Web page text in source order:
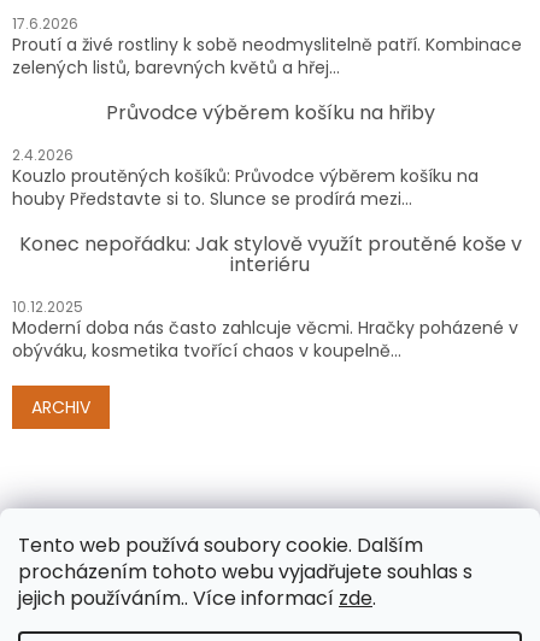
Tento web používá soubory cookie. Dalším
procházením tohoto webu vyjadřujete souhlas s
jejich používáním.. Více informací zde.
17.6.2026
Proutí a živé rostliny k sobě neodmyslitelně patří. Kombinace
zelených listů, barevných květů a hřej...
Průvodce výběrem košíku na hřiby
2.4.2026
Kouzlo proutěných košíků: Průvodce výběrem košíku na
houby Představte si to. Slunce se prodírá mezi...
Konec nepořádku: Jak stylově využít proutěné koše v
interiéru
10.12.2025
Moderní doba nás často zahlcuje věcmi. Hračky poházené v
obýváku, kosmetika tvořící chaos v koupelně...
ARCHIV